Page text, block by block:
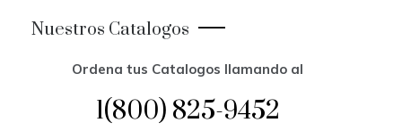
Nuestros Catalogos
Ordena tus Catalogos llamando al
1(800) 825-9452